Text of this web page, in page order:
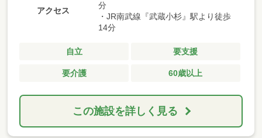
アクセス
分
・JR南武線『武蔵小杉』駅より徒歩
14分
自立 要支援
要介護 60歳以上
この施設を詳しく見る